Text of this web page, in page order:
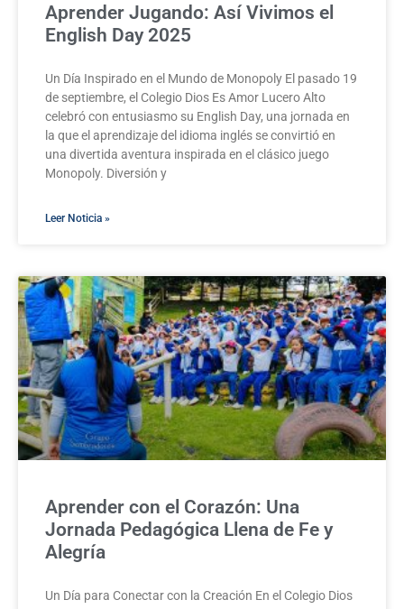
Aprender Jugando: Así Vivimos el
English Day 2025
Un Día Inspirado en el Mundo de Monopoly El pasado 19
de septiembre, el Colegio Dios Es Amor Lucero Alto
celebró con entusiasmo su English Day, una jornada en
la que el aprendizaje del idioma inglés se convirtió en
una divertida aventura inspirada en el clásico juego
Monopoly. Diversión y
Leer Noticia »
Aprender con el Corazón: Una
Jornada Pedagógica Llena de Fe y
Alegría
Un Día para Conectar con la Creación En el Colegio Dios